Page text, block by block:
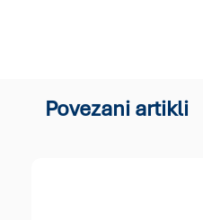
Povezani artikli